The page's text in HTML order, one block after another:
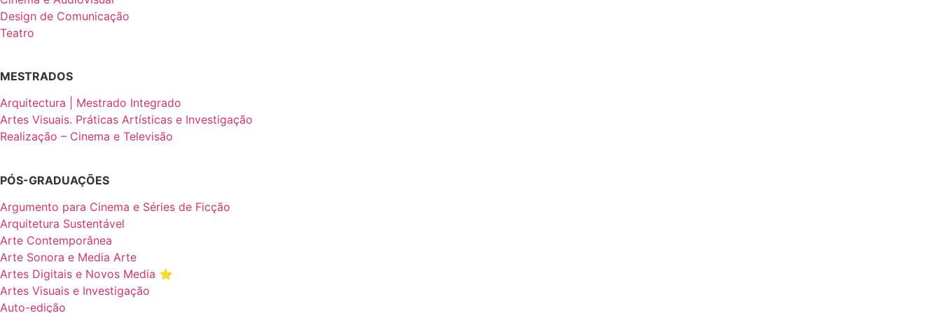
Design de Comunicação
Teatro
MESTRADOS
Arquitectura | Mestrado Integrado
Artes Visuais. Práticas Artísticas e Investigação
Realização – Cinema e Televisão
PÓS-GRADUAÇÕES
Argumento para Cinema e Séries de Ficção
Arquitetura Sustentável
Arte Contemporânea
Arte Sonora e Media Arte
Artes Digitais e Novos Media ⭐️
Artes Visuais e Investigação
Auto-edição